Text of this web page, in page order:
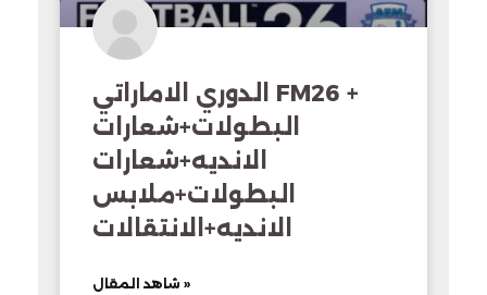
الدوري الاماراتي FM26 +
البطولات+شعارات
الانديه+شعارات
البطولات+ملابس
الانديه+الانتقالات
شاهد المقال »